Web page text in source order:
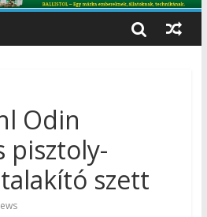
Odin
pisztoly-
szett